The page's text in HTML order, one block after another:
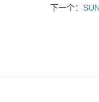
下一个：